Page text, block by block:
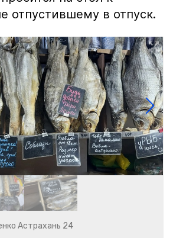
отпустившему в отпуск.
Астрахань 24